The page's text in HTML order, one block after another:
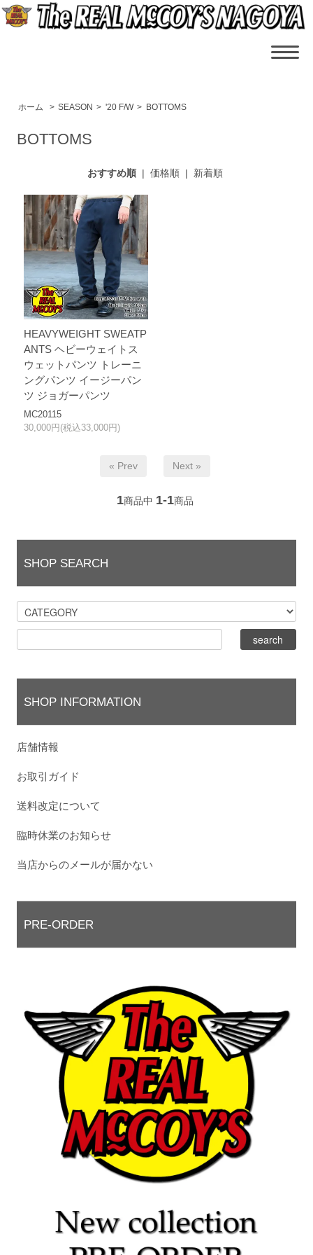
ホーム > SEASON > '20 F/W > BOTTOMS
BOTTOMS
おすすめ順| 価格順| 新着順
HEAVYWEIGHT SWEATP
ANTS ヘビーウェイトス
ウェットパンツ トレーニ
ングパンツ イージーパン
ツ ジョガーパンツ
MC20115
30,000円(税込33,000円)
« Prev Next »
1商品中 1-1商品
SHOP SEARCH
SHOP INFORMATION
店舗情報
お取引ガイド
送料改定について
臨時休業のお知らせ
当店からのメールが届かない
PRE-ORDER